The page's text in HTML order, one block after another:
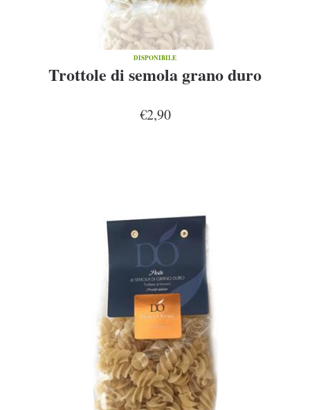
DISPONIBILE
Trottole di semola grano duro
€2,90